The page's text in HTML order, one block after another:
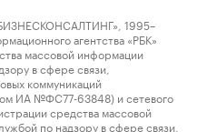
1995–
агентства «РБК»
массовой информации
в сфере связи,
коммуникаций
ИА №ФС77-63848) и сетевого
средства массовой
по надзору в сфере связи,